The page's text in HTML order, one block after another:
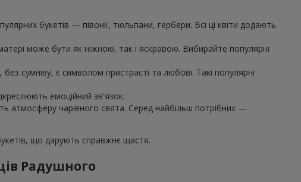
букетів — півонії, тюльпани, гербери. Всі ці квіти додають
може бути як ніжною, так і яскравою. Вибирайте популярні
сумніву, є символом пристрасті та любові. Такі популярні
емоційний зв'язок.
атмосферу чарівного свята. Серед найбільш потрібних —
що дарують справжнє щастя.
Радушного